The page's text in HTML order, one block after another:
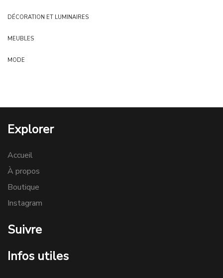
DÉCORATION ET LUMINAIRES
MEUBLES
MODE
Explorer
Accueil
À propos
Boutique
Instagram
Suivre
Infos utiles